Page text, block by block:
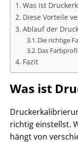
Was ist
Diese Vorteile
Ablauf der
Die richtige
Das
Fazit
Was ist
richtig einstellst.
hängt von